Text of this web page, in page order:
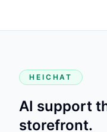
HEICHAT
AI support
storefront.